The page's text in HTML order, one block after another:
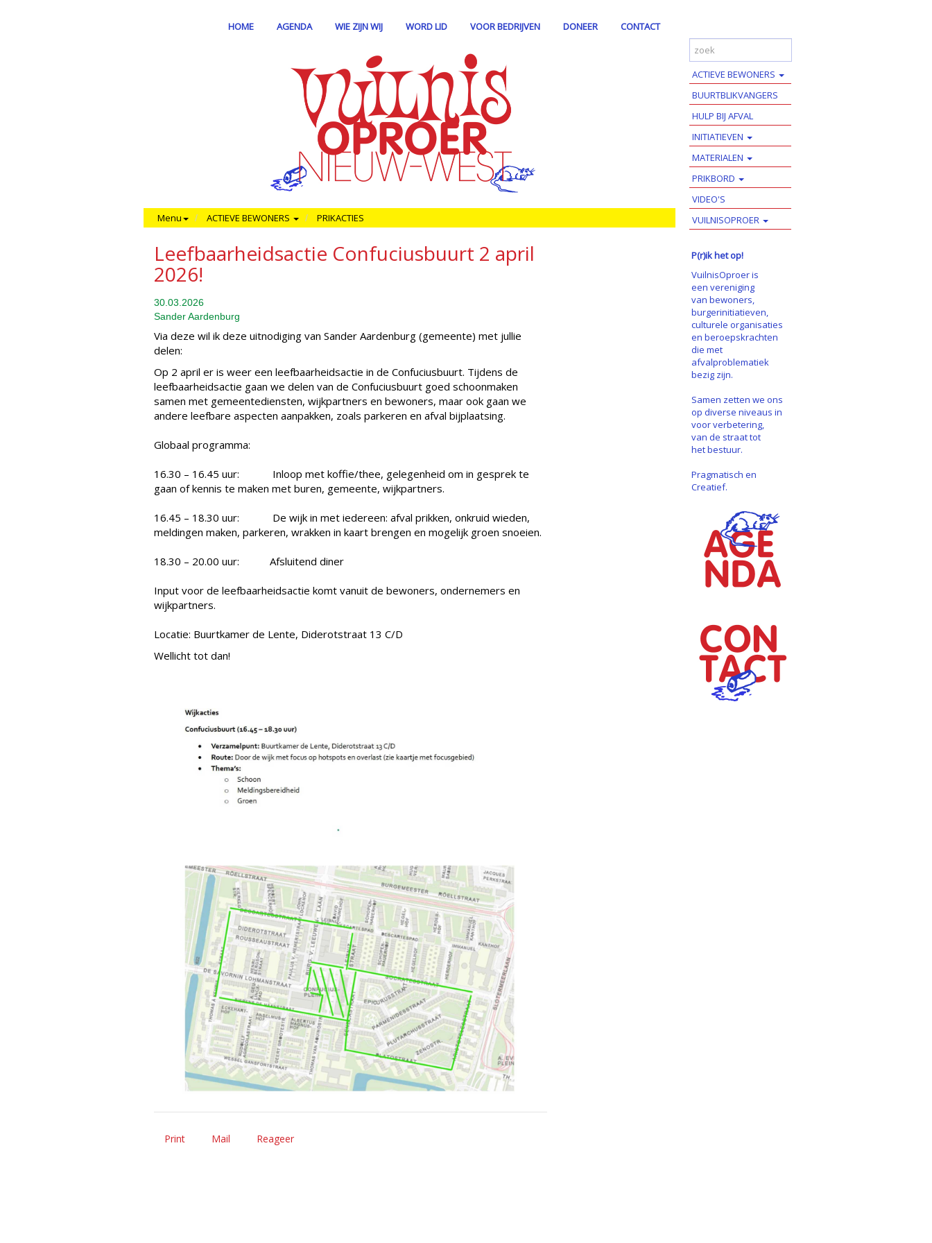
HOME AGENDA WIE ZIJN WIJ WORD LID VOOR BEDRIJVEN DONEER CONTACT
Menu ACTIEVE BEWONERS PRIKACTIES
Leefbaarheidsactie Confuciusbuurt 2 april
2026!
30.03.2026
Sander Aardenburg
Via deze wil ik deze uitnodiging van Sander Aardenburg (gemeente) met jullie
delen:
Op 2 april er is weer een leefbaarheidsactie in de Confuciusbuurt. Tijdens de
leefbaarheidsactie gaan we delen van de Confuciusbuurt goed schoonmaken
samen met gemeentediensten, wijkpartners en bewoners, maar ook gaan we
andere leefbare aspecten aanpakken, zoals parkeren en afval bijplaatsing.
Globaal programma:
16.30 – 16.45 uur: Inloop met koffie/thee, gelegenheid om in gesprek te
gaan of kennis te maken met buren, gemeente, wijkpartners.
16.45 – 18.30 uur: De wijk in met iedereen: afval prikken, onkruid wieden,
meldingen maken, parkeren, wrakken in kaart brengen en mogelijk groen snoeien.
18.30 – 20.00 uur: Afsluitend diner
Input voor de leefbaarheidsactie komt vanuit de bewoners, ondernemers en
wijkpartners.
Locatie: Buurtkamer de Lente, Diderotstraat 13 C/D
Wellicht tot dan!
Print Mail Reageer
ACTIEVE BEWONERS
BUURTBLIKVANGERS
HULP BIJ AFVAL
INITIATIEVEN
MATERIALEN
PRIKBORD
VIDEO'S
VUILNISOPROER
P(r)ik het op!
VuilnisOproer is
een vereniging
van bewoners,
burgerinitiatieven,
culturele organisaties
en beroepskrachten
die met
afvalproblematiek
bezig zijn.
Samen zetten we ons
op diverse niveaus in
voor verbetering,
van de straat tot
het bestuur.
Pragmatisch en
Creatief.